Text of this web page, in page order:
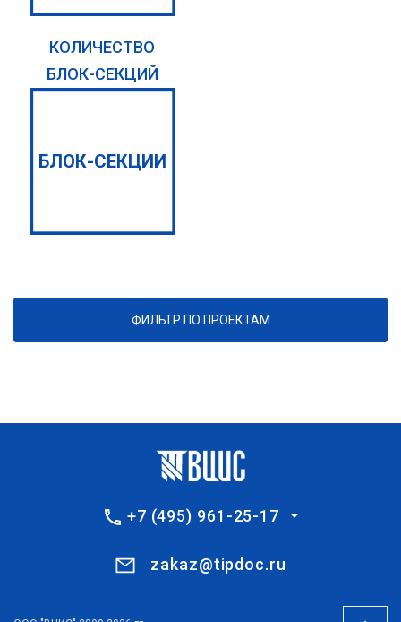
КОЛИЧЕСТВО
БЛОК-СЕКЦИЙ
БЛОК-СЕКЦИИ
ФИЛЬТР ПО ПРОЕКТАМ
+7 (495) 961-25-17
zakaz@tipdoc.ru